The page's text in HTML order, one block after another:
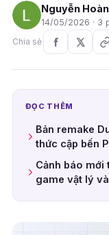
Nguyễn
14/05/2026 · 3
Chia sẻ
ĐỌC THÊM
Bản remake
thức cập bến
Cảnh báo
game vật lý